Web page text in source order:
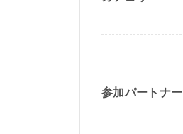
参加パートナー